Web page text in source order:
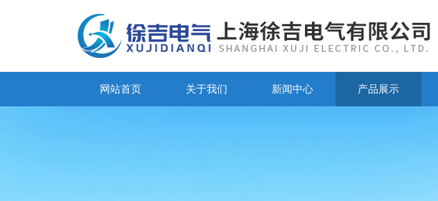
网站首页 关于我们 新闻中心 产品展示